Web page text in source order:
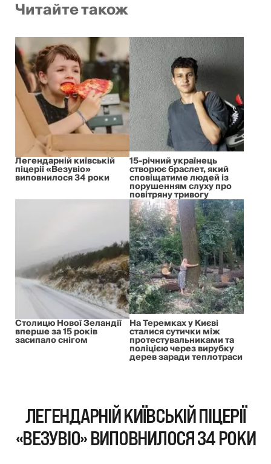
Читайте також
Легендарній київській
піцерії «Везувіо»
виповнилося 34 роки
15-річний українець
створює браслет, який
сповіщатиме людей із
порушенням слуху про
повітряну тривогу
Столицю Нової Зеландії
вперше за 15 років
засипало снігом
На Теремках у Києві
сталися сутички між
протестувальниками та
поліцією через вирубку
дерев заради теплотраси
ЛЕГЕНДАРНІЙ КИЇВСЬКІЙ ПІЦЕРІЇ
«ВЕЗУВІО» ВИПОВНИЛОСЯ 34 РОКИ